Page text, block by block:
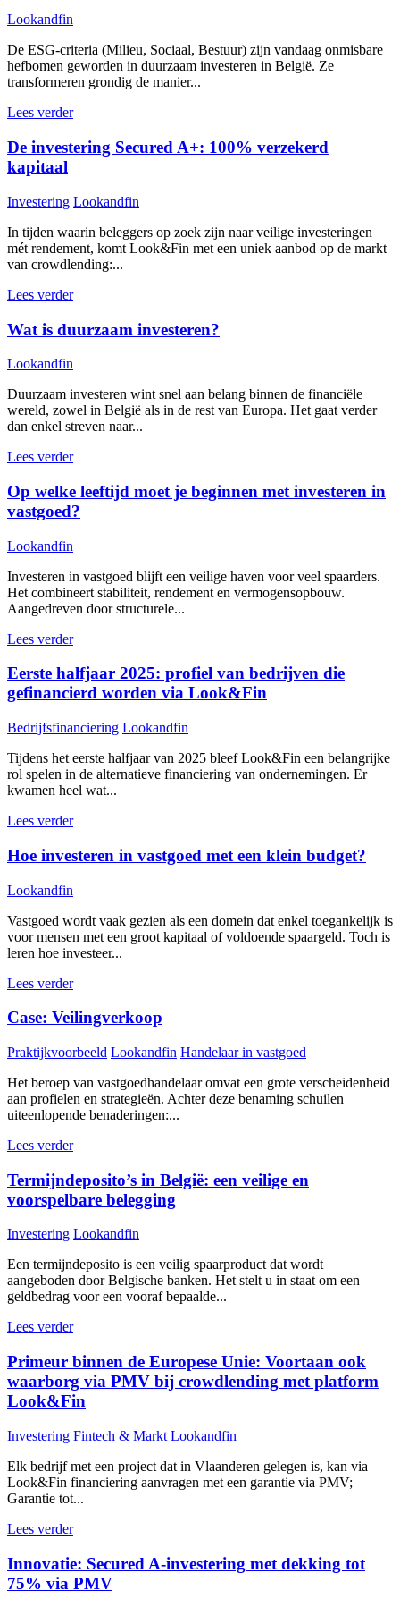
Lookandfin
De ESG-criteria (Milieu, Sociaal, Bestuur) zijn vandaag onmisbare
hefbomen geworden in duurzaam investeren in België. Ze
transformeren grondig de manier...
Lees verder
De investering Secured A+: 100% verzekerd
kapitaal
Investering Lookandfin
In tijden waarin beleggers op zoek zijn naar veilige investeringen
mét rendement, komt Look&Fin met een uniek aanbod op de markt
van crowdlending:...
Lees verder
Wat is duurzaam investeren?
Lookandfin
Duurzaam investeren wint snel aan belang binnen de financiële
wereld, zowel in België als in de rest van Europa. Het gaat verder
dan enkel streven naar...
Lees verder
Op welke leeftijd moet je beginnen met investeren in
vastgoed?
Lookandfin
Investeren in vastgoed blijft een veilige haven voor veel spaarders.
Het combineert stabiliteit, rendement en vermogensopbouw.
Aangedreven door structurele...
Lees verder
Eerste halfjaar 2025: profiel van bedrijven die
gefinancierd worden via Look&Fin
Bedrijfsfinanciering Lookandfin
Tijdens het eerste halfjaar van 2025 bleef Look&Fin een belangrijke
rol spelen in de alternatieve financiering van ondernemingen. Er
kwamen heel wat...
Lees verder
Hoe investeren in vastgoed met een klein budget?
Lookandfin
Vastgoed wordt vaak gezien als een domein dat enkel toegankelijk is
voor mensen met een groot kapitaal of voldoende spaargeld. Toch is
leren hoe investeer...
Lees verder
Case: Veilingverkoop
Praktijkvoorbeeld Lookandfin Handelaar in vastgoed
Het beroep van vastgoedhandelaar omvat een grote verscheidenheid
aan profielen en strategieën. Achter deze benaming schuilen
uiteenlopende benaderingen:...
Lees verder
Termijndeposito’s in België: een veilige en
voorspelbare belegging
Investering Lookandfin
Een termijndeposito is een veilig spaarproduct dat wordt
aangeboden door Belgische banken. Het stelt u in staat om een
geldbedrag voor een vooraf bepaalde...
Lees verder
Primeur binnen de Europese Unie: Voortaan ook
waarborg via PMV bij crowdlending met platform
Look&Fin
Investering Fintech & Markt Lookandfin
Elk bedrijf met een project dat in Vlaanderen gelegen is, kan via
Look&Fin financiering aanvragen met een garantie via PMV;
Garantie tot...
Lees verder
Innovatie: Secured A-investering met dekking tot
75% via PMV